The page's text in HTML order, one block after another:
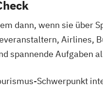
dann, wenn sie über
Airlines,
spannende Aufgaben
Schwerpunkt